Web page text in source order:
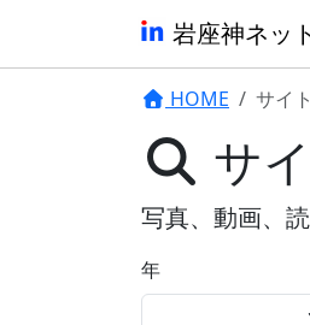
岩座神ネット
HOME サイ
サ
写真、動画、
年